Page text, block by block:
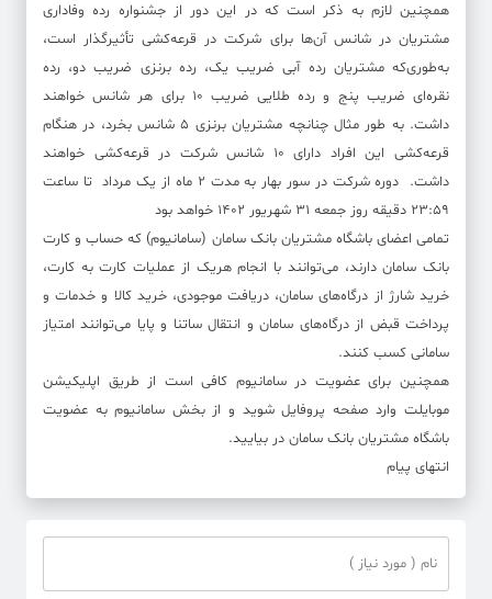
همچنین لازم به ذکر است که در این دور از جشنواره رده وفاداری
مشتریان در شانس آن‌ها برای شرکت در قرعه‌کشی تأثیرگذار است،
به‌طوری‌که مشتریان رده آبی ضریب یک، رده برنزی ضریب دو، رده
نقره‌ای ضریب پنج و رده طلایی ضریب 10 برای هر شانس خواهند
داشت. به طور مثال چنانچه مشتریان برنزی 5 شانس بخرد، در هنگام
قرعه‌کشی این افراد دارای 10 شانس شرکت در قرعه‌کشی خواهند
داشت. دوره شرکت در سور بهار به مدت 2 ماه از یک مرداد تا ساعت
23:59 دقیقه روز جمعه 31 شهریور 1402 خواهد بود
تمامی اعضای باشگاه مشتریان بانک سامان (سامانیوم) که حساب و کارت
بانک سامان دارند، می‌توانند با انجام هریک از عملیات کارت به کارت،
خرید شارژ از درگاه‌های سامان، دریافت موجودی، خرید کالا و خدمات و
پرداخت قبض از درگاه‌های سامان و انتقال ساتنا و پایا می‌توانند امتیاز
سامانی کسب کنند.
همچنین برای عضویت در سامانیوم کافی است از طریق اپلیکیشن
موبایلت وارد صفحه پروفایل شوید و از بخش سامانیوم به عضویت
باشگاه مشتریان بانک سامان در بیایید.
انتهای پیام